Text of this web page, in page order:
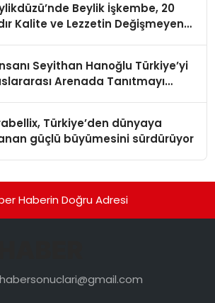
Beylik İşkembe, 20
Kalite ve Lezzetin Değişmeyen
Seyithan Hanoğlu Türkiye’yi
Arenada Tanıtmayı
Türkiye’den dünyaya
güçlü büyümesini sürdürüyor
Haberin Doğru Adresi
habersonuclari@gmail.com